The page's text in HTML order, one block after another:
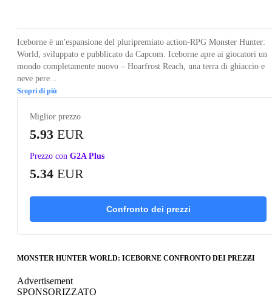
Iceborne è un'espansione del pluripremiato action-RPG Monster Hunter:
World, sviluppato e pubblicato da Capcom. Iceborne apre ai giocatori un
mondo completamente nuovo – Hoarfrost Reach, una terra di ghiaccio e
neve pere...
Scopri di più
Miglior prezzo
5.93 EUR
Prezzo con G2A Plus
5.34 EUR
Confronto dei prezzi
MONSTER HUNTER WORLD: ICEBORNE CONFRONTO DEI PREZZI
Advertisement
SPONSORIZZATO